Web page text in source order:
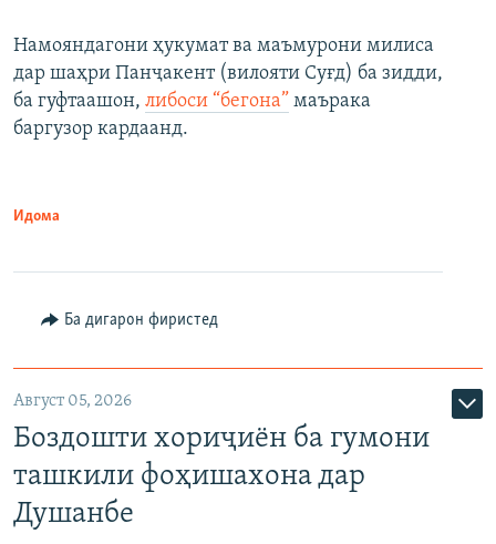
Намояндагони ҳукумат ва маъмурони милиса
дар шаҳри Панҷакент (вилояти Суғд) ба зидди,
ба гуфтаашон, либоси “бегона” маърака
баргузор кардаанд.
Идома
Ба дигарон фиристед
Август 05, 2026
Боздошти хориҷиён ба гумони
ташкили фоҳишахона дар
Душанбе